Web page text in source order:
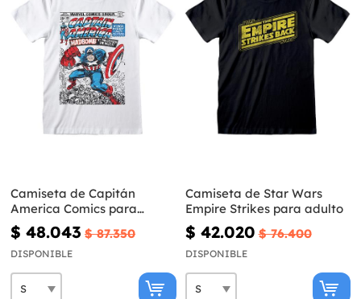
Camiseta de Capitán
America Comics para
adulto - Marvel
$ 48.043 $ 87.350
DISPONIBLE
Camiseta de Star Wars
Empire Strikes para adulto
$ 42.020 $ 76.400
DISPONIBLE